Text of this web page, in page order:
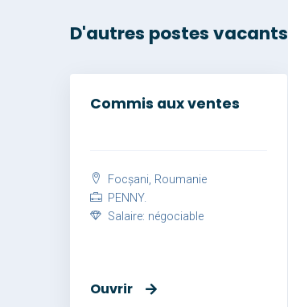
D'autres postes vacants
Commis aux ventes
Focșani, Roumanie
PENNY.
Salaire: négociable
Ouvrir